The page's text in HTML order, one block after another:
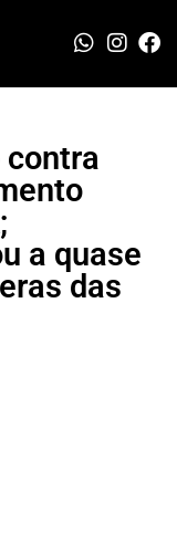
contra
a quase
das